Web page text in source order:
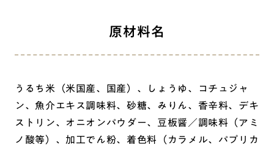
原材料名
うるち米（米国産、国産）、しょうゆ、コチュジャ
ン、魚介エキス調味料、砂糖、みりん、香辛料、デキ
ストリン、オニオンパウダー、豆板醤／調味料（アミ
ノ酸等）、加工でん粉、着色料（カラメル、パプリカ